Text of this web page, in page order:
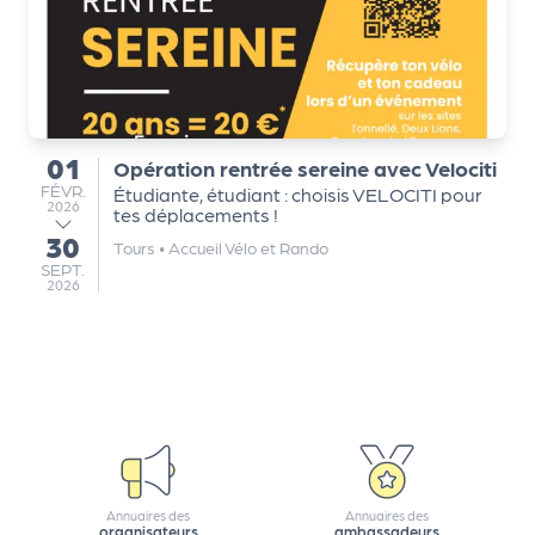
du
01
FÉVRIER
FÉVR.
2026
au
30
SEPTEMBRE
SEPT.
2026
Opération rentrée sereine avec Velociti
Étudiante, étudiant : choisis VELOCITI pour
tes déplacements !
Tours • Accueil Vélo et Rando
Annuaires des
organisateurs
Annuaires des
ambassadeurs
r
t
e
n
a
ir
e